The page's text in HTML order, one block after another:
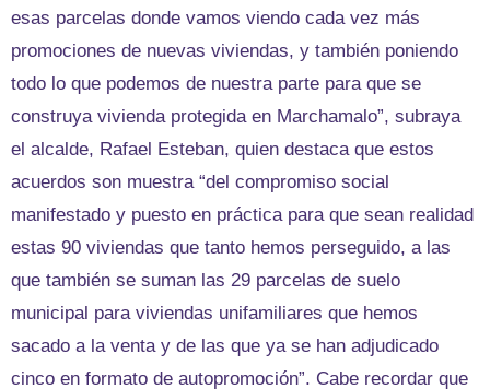
esas parcelas donde vamos viendo cada vez más
promociones de nuevas viviendas, y también poniendo
todo lo que podemos de nuestra parte para que se
construya vivienda protegida en Marchamalo”, subraya
el alcalde, Rafael Esteban, quien destaca que estos
acuerdos son muestra “del compromiso social
manifestado y puesto en práctica para que sean realidad
estas 90 viviendas que tanto hemos perseguido, a las
que también se suman las 29 parcelas de suelo
municipal para viviendas unifamiliares que hemos
sacado a la venta y de las que ya se han adjudicado
cinco en formato de autopromoción”. Cabe recordar que